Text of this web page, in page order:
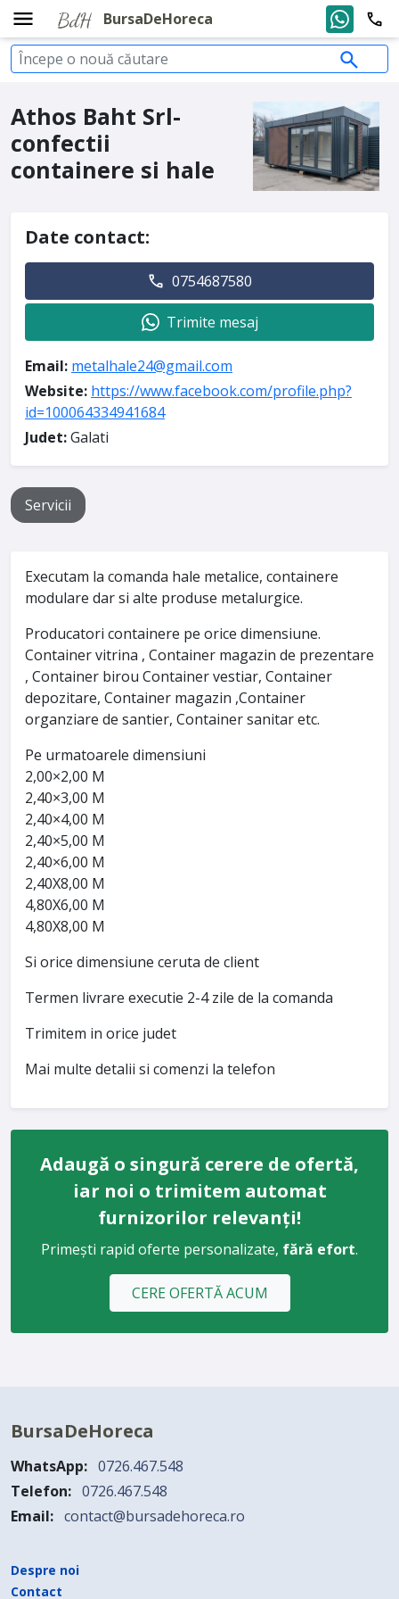
BursaDeHoreca
Athos Baht Srl-
confectii
containere si hale
Executam la comanda hale metalice, containere
modulare dar si alte produse metalurgice.
Producatori containere pe orice dimensiune.
Container vitrina , Container magazin de prezentare
, Container birou Container vestiar, Container
depozitare, Container magazin ,Container
organziare de santier, Container sanitar etc.
Pe urmatoarele dimensiuni
2,00×2,00 M
2,40×3,00 M
2,40×4,00 M
2,40×5,00 M
2,40×6,00 M
2,40X8,00 M
4,80X6,00 M
4,80X8,00 M
Si orice dimensiune ceruta de client
Termen livrare executie 2-4 zile de la comanda
Trimitem in orice judet
Mai multe detalii si comenzi la telefon
Adaugă o singură cerere de ofertă,
iar noi o trimitem automat
furnizorilor relevanți!
Primești rapid oferte personalizate, fără efort.
CERE OFERTĂ ACUM
Date contact:
0754687580
Trimite mesaj
Email: metalhale24@gmail.com
Website: https://www.facebook.com/profile.php?
id=100064334941684
Judet:Galati
Servicii
BursaDeHoreca
WhatsApp: 0726.467.548
Telefon: 0726.467.548
Email: contact@bursadehoreca.ro
Despre noi
Contact